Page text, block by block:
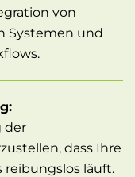
von
Systemen und
der
dass Ihre
läuft.